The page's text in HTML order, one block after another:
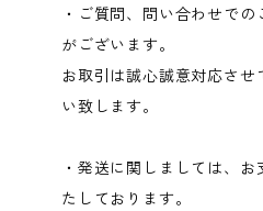
・ご質問、問い合わせで
がございます。
お取引は誠心誠意対応さ
い致します。
・発送に関しましては、
たしております。